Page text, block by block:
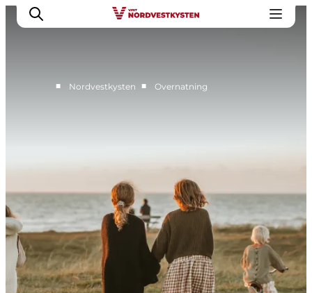
Overnatning
Planlæg din ferie
■ Nordvestkysten ■ Overnatning